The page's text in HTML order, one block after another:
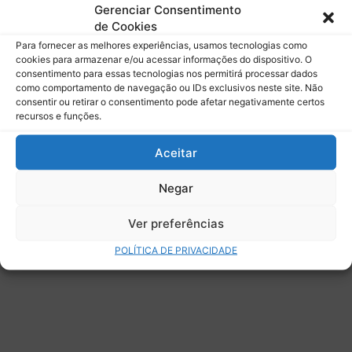
Gerenciar Consentimento
de Cookies
Para fornecer as melhores experiências, usamos tecnologias como
cookies para armazenar e/ou acessar informações do dispositivo. O
consentimento para essas tecnologias nos permitirá processar dados
como comportamento de navegação ou IDs exclusivos neste site. Não
consentir ou retirar o consentimento pode afetar negativamente certos
recursos e funções.
Aceitar
Negar
Ver preferências
POLÍTICA DE PRIVACIDADE
Assinar
Deixe uma resposta